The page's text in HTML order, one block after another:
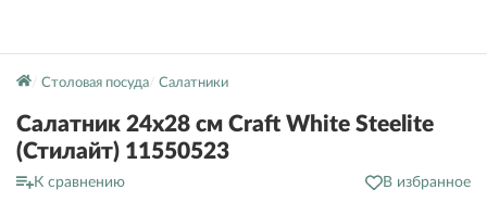
Столовая посуда Салатники
Салатник 24х28 см Craft White Steelite
(Стилайт) 11550523
К сравнению
В избранное